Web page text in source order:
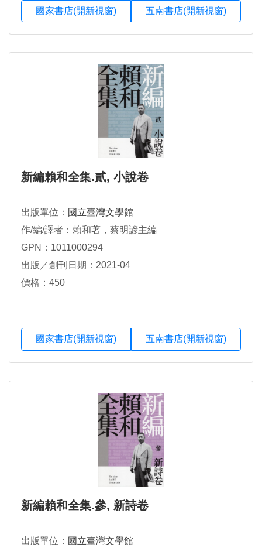
國家書店(開新視窗) 五南書店(開新視窗)
新編賴和全集.貳, 小說卷
出版單位： 國立臺灣文學館
作/編/譯者：賴和著，蔡明諺主編
GPN：1011000294
出版／創刊日期：2021-04
價格：450
國家書店(開新視窗) 五南書店(開新視窗)
新編賴和全集.參, 新詩卷
出版單位： 國立臺灣文學館